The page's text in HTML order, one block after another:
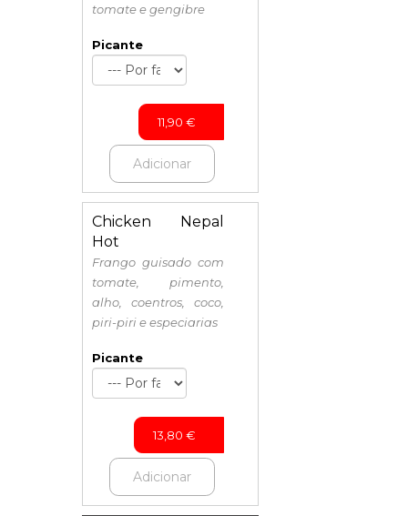
tomate e gengibre
Picante
11,90 €
Adicionar
Chicken Nepal
Hot
Frango guisado com
tomate, pimento,
alho, coentros, coco,
piri-piri e especiarias
Picante
13,80 €
Adicionar